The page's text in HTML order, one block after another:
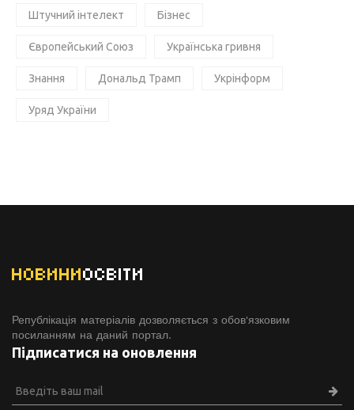
Штучний інтелект Бізнес
Європейський Союз Українська гривня
Знання Дональд Трамп Укрінформ
Уряд України
НОВИНИОСВІТИ
Републікація матеріалів дозволяється з обов'язковим
посиланням на даний портал.
Підписатися на оновлення